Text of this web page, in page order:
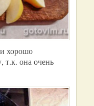
хорошо
т.к. она очень